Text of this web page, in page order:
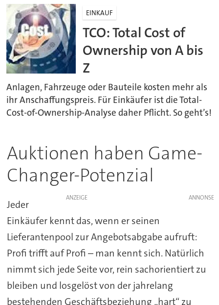
EINKAUF
TCO: Total Cost of
Ownership von A bis
Z
Anlagen, Fahrzeuge oder Bauteile kosten mehr als
ihr Anschaffungspreis. Für Einkäufer ist die Total-
Cost-of-Ownership-Analyse daher Pflicht. So geht’s!
Auktionen haben Game-
Changer-Potenzial
ANZEIGE
Jeder
Einkäufer kennt das, wenn er seinen
Lieferantenpool zur Angebotsabgabe aufruft:
Profi trifft auf Profi – man kennt sich. Natürlich
nimmt sich jede Seite vor, rein sachorientiert zu
bleiben und losgelöst von der jahrelang
bestehenden Geschäftsbeziehung „hart“ zu